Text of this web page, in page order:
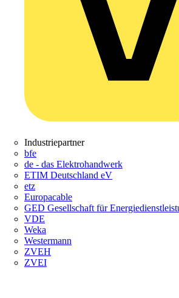
Industriepartner
bfe
de - das Elektrohandwerk
ETIM Deutschland eV
etz
Europacable
GED Gesellschaft für
VDE
Weka
Westermann
ZVEH
ZVEI